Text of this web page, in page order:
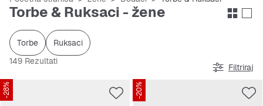
Torbe & Ruksaci - žene
Torbe
Ruksaci
149 Rezultati
Filtriraj
-28% -20%